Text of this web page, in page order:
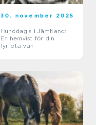
30. november 2025
Hunddagis i Jämtland:
En hemvist för din
fyrfota vän